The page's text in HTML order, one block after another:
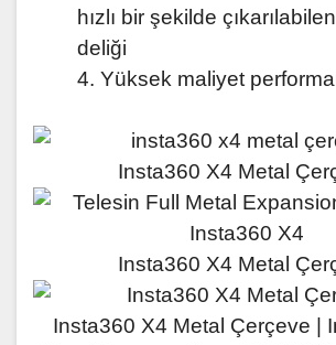
hızlı bir şekilde
deliği
4. Yüksek maliyet
Insta360 X4 Metal
Insta360 X4 Metal
Insta360 X4 Metal Çerçeve |